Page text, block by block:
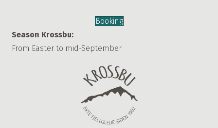
Booking
Season Krossbu:
From Easter to mid-September